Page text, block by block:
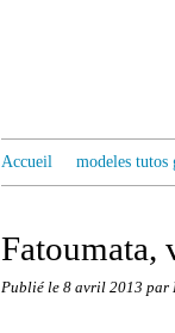
Accueil modeles tutos
Fatoumata,
Publié le 8 avril 2013 par